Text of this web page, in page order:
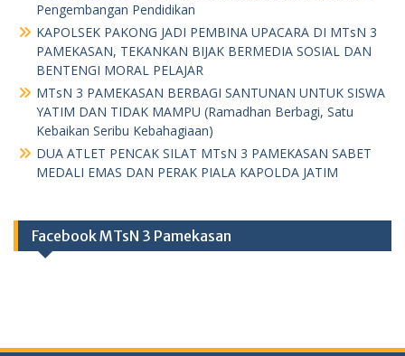
Pengembangan Pendidikan
KAPOLSEK PAKONG JADI PEMBINA UPACARA DI MTsN 3
PAMEKASAN, TEKANKAN BIJAK BERMEDIA SOSIAL DAN
BENTENGI MORAL PELAJAR
MTsN 3 PAMEKASAN BERBAGI SANTUNAN UNTUK SISWA
YATIM DAN TIDAK MAMPU (Ramadhan Berbagi, Satu
Kebaikan Seribu Kebahagiaan)
DUA ATLET PENCAK SILAT MTsN 3 PAMEKASAN SABET
MEDALI EMAS DAN PERAK PIALA KAPOLDA JATIM
Facebook MTsN 3 Pamekasan